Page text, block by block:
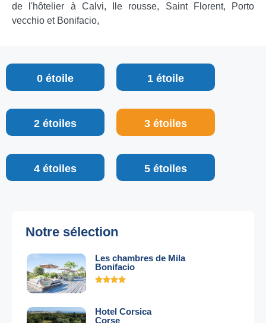
de l'hôtelier à Calvi, Ile rousse, Saint Florent, Porto
vecchio et Bonifacio,
0 étoile 1 étoile
2 étoiles 3 étoiles
4 étoiles 5 étoiles
Notre sélection
Les chambres de Mila
Bonifacio
Hotel Corsica
Corse